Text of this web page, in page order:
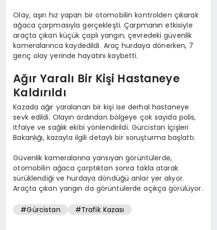
Olay, aşırı hız yapan bir otomobilin kontrolden çıkarak
ağaca çarpmasıyla gerçekleşti. Çarpmanın etkisiyle
araçta çıkan küçük çaplı yangın, çevredeki güvenlik
kameralarınca kaydedildi. Araç hurdaya dönerken, 7
genç olay yerinde hayatını kaybetti.
Ağır Yaralı Bir Kişi Hastaneye
Kaldırıldı
Kazada ağır yaralanan bir kişi ise derhal hastaneye
sevk edildi. Olayın ardından bölgeye çok sayıda polis,
itfaiye ve sağlık ekibi yönlendirildi. Gürcistan İçişleri
Bakanlığı, kazayla ilgili detaylı bir soruşturma başlattı.
Güvenlik kameralarına yansıyan görüntülerde,
otomobilin ağaca çarptıktan sonra takla atarak
sürüklendiği ve hurdaya döndüğü anlar yer alıyor.
Araçta çıkan yangın da görüntülerde açıkça görülüyor.
#Gürcistan #Trafik Kazası